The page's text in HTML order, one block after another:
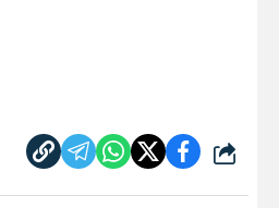
شارك